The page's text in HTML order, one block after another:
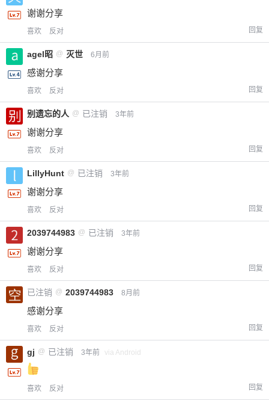
谢谢分享
喜欢 反对 回复
agel昭 @ 灭世 6月前
感谢分享
喜欢 反对 回复
别遗忘的人 @ 已注销 3年前
谢谢分享
喜欢 反对 回复
LillyHunt @ 已注销 3年前
谢谢分享
喜欢 反对 回复
2039744983 @ 已注销 3年前
谢谢分享
喜欢 反对 回复
已注销 @ 2039744983 8月前
感谢分享
喜欢 反对 回复
gj @ 已注销 3年前 via Android
喜欢 反对 回复